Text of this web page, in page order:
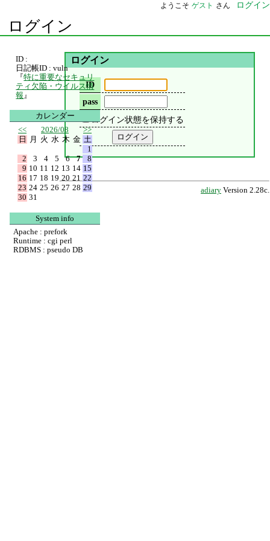
ようこそ ゲスト さん ログイン
ログイン
ログイン
ID
pass
ログイン状態を保持する
adiary Version 2.28c.
ID :
日記帳ID : vuln
『特に重要なセキュリ
ティ欠陥・ウイルス情
報 』
カレンダー
<<
2026/08
>>
日
月 火 水 木 金 土
1
2
3 4 5 6 7
8
9 10 11 12 13 14 15
16 17 18 19 20 21 22
23 24 25 26 27 28 29
30 31
System info
Apache : prefork
Runtime : cgi perl
RDBMS : pseudo DB